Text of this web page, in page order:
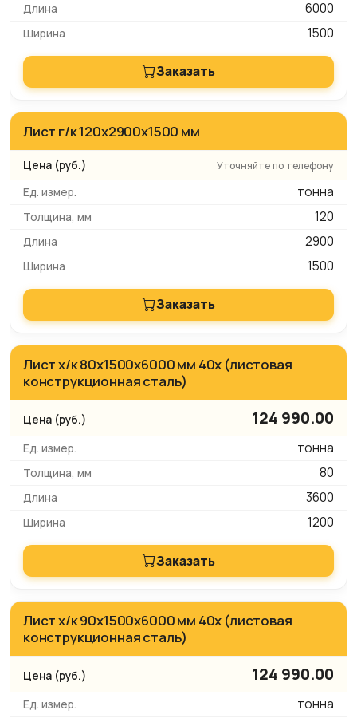
6000
1500
Заказать
Лист г/к 120х2900х1500 мм
Уточняйте по телефону
тонна
120
2900
1500
Заказать
Лист х/к 80х1500х6000 мм 40х (листовая
конструкционная сталь)
124 990.00
тонна
80
3600
1200
Заказать
Лист х/к 90х1500х6000 мм 40х (листовая
конструкционная сталь)
124 990.00
тонна